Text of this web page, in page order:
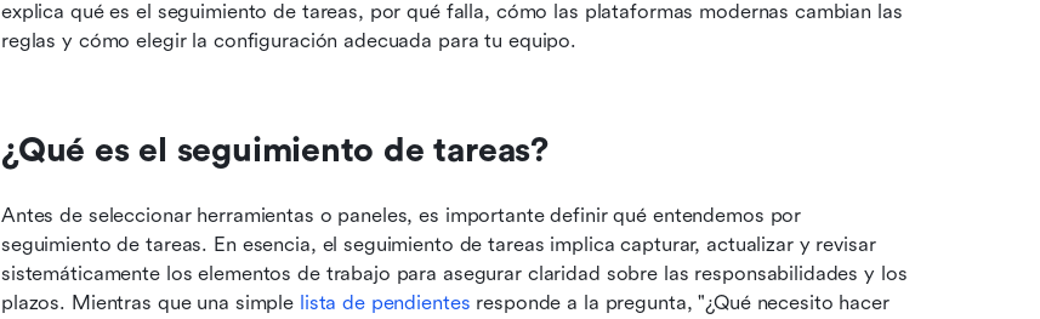
explica qué es el seguimiento de tareas, por qué falla, cómo las plataformas modernas cambian las
reglas y cómo elegir la configuración adecuada para tu equipo.
¿Qué es el seguimiento de tareas?
Antes de seleccionar herramientas o paneles, es importante definir qué entendemos por
seguimiento de tareas. En esencia, el seguimiento de tareas implica capturar, actualizar y revisar
sistemáticamente los elementos de trabajo para asegurar claridad sobre las responsabilidades y los
plazos. Mientras que una simple lista de pendientes responde a la pregunta, "¿Qué necesito hacer